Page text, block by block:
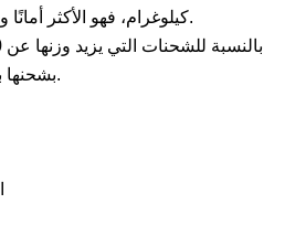
كيلوغرام، فهو الأكثر أمانًا وسرعة، ولكنه الأغلى ثمنًا.
بشحنها بحراً لتقليل تكاليف النقل.